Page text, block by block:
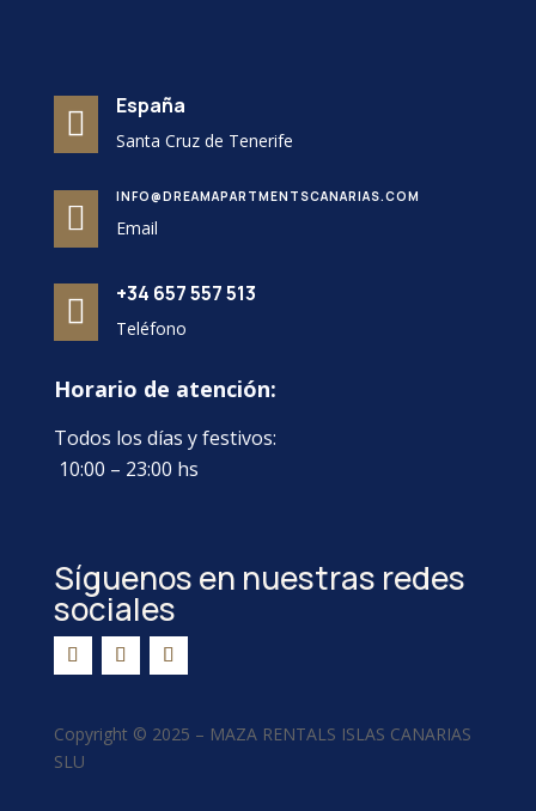
 España
Santa Cruz de Tenerife

INFO@DREAMAPARTMENTSCANARIAS.COM
Email
 +34 657 557 513
Teléfono
Horario de atención:
Todos los días y festivos:
10:00 – 23:00 hs
Síguenos en nuestras redes
sociales
Copyright © 2025 – MAZA RENTALS ISLAS CANARIAS
SLU